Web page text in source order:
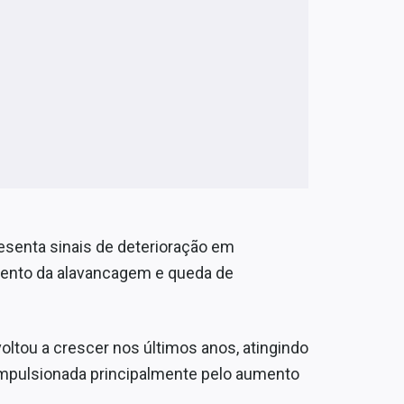
sinais de deterioração em
da alavancagem e queda de
a crescer nos últimos anos, atingindo
principalmente pelo aumento